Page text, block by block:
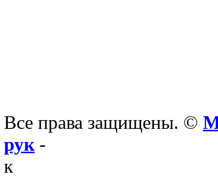
Все права защищены. ©
рук-
к